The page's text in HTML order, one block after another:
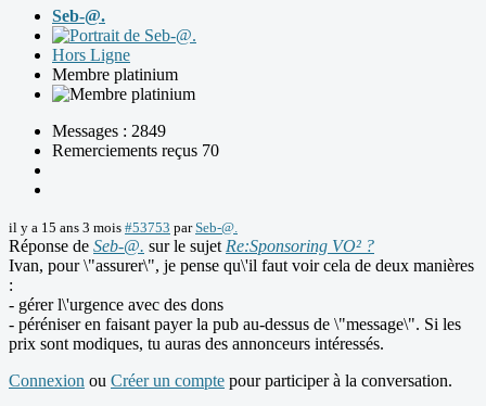
Seb-@.
Hors Ligne
Membre platinium
Messages : 2849
Remerciements reçus 70
il y a 15 ans 3 mois #53753 parSeb-@.
Réponse de Seb-@. sur le sujet Re:Sponsoring VO² ?
Ivan, pour \"assurer\", je pense qu\'il faut voir cela de deux manières
:
- gérer l\'urgence avec des dons
- péréniser en faisant payer la pub au-dessus de \"message\". Si les
prix sont modiques, tu auras des annonceurs intéressés.
Connexion ou Créer un compte pour participer à la conversation.